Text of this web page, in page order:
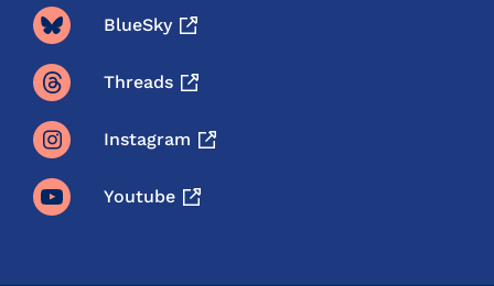
BlueSky
Threads
Instagram
Youtube